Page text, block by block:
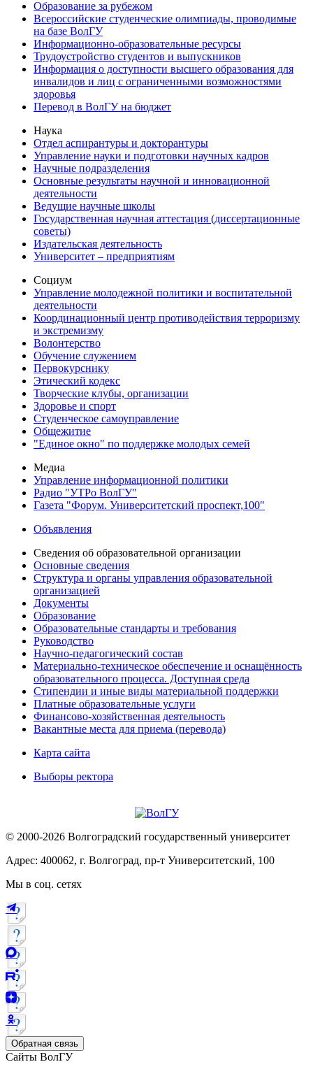
Образование за рубежом
Всероссийские студенческие олимпиады, проводимые
на базе ВолГУ
Информационно-образовательные ресурсы
Трудоустройство студентов и выпускников
Информация о доступности высшего образования для
инвалидов и лиц с ограниченными возможностями
здоровья
Перевод в ВолГУ на бюджет
Наука
Отдел аспирантуры и докторантуры
Управление науки и подготовки научных кадров
Научные подразделения
Основные результаты научной и инновационной
деятельности
Ведущие научные школы
Государственная научная аттестация (диссертационные
советы)
Издательская деятельность
Университет – предприятиям
Социум
Управление молодежной политики и воспитательной
деятельности
Координационный центр противодействия терроризму
и экстремизму
Волонтерство
Обучение служением
Первокурснику
Этический кодекс
Творческие клубы, организации
Здоровье и спорт
Студенческое самоуправление
Общежитие
"Единое окно" по поддержке молодых семей
Медиа
Управление информационной политики
Радио "УТРо ВолГУ"
Газета "Форум. Университетский проспект,100"
Объявления
Сведения об образовательной организации
Основные сведения
Структура и органы управления образовательной
организацией
Документы
Образование
Образовательные стандарты и требования
Руководство
Научно-педагогический состав
Материально-техническое обеспечение и оснащённость
образовательного процесса. Доступная среда
Стипендии и иные виды материальной поддержки
Платные образовательные услуги
Финансово-хозяйственная деятельность
Вакантные места для приема (перевода)
Карта сайта
Выборы ректора
© 2000-2026 Волгоградский государственный университет
Адрес: 400062, г. Волгоград, пр-т Университетский, 100
Мы в соц. сетях
Обратная связь
Сайты ВолГУ